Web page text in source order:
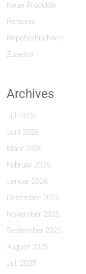
Neue Produkte
Personal
Repetierbüchsen
Zubehör
Archives
Juli 2026
Juni 2026
März 2026
Februar 2026
Januar 2026
Dezember 2025
November 2025
September 2025
August 2025
Juli 2025